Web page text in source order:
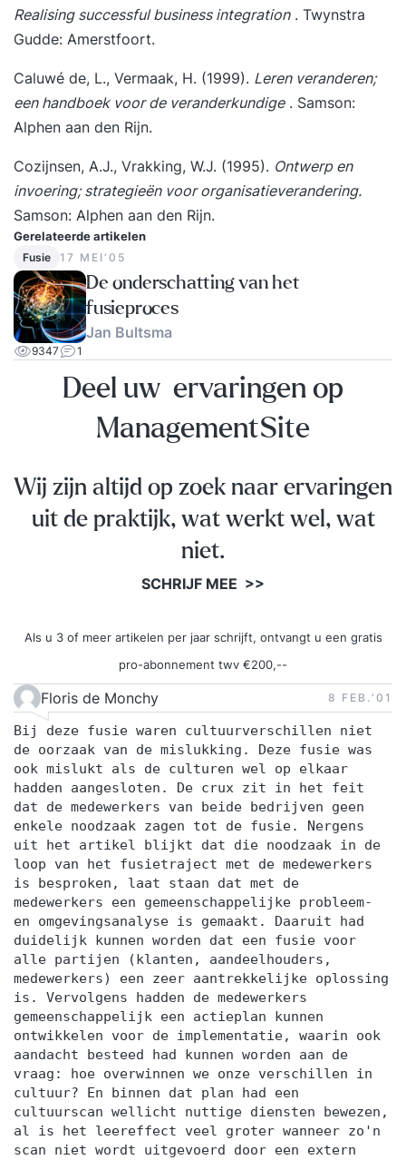
Realising successful business integration. Twynstra
Gudde: Amerstfoort.
Caluwé de, L., Vermaak, H. (1999). Leren veranderen;
een handboek voor de veranderkundige. Samson:
Alphen aan den Rijn.
Cozijnsen, A.J., Vrakking, W.J. (1995). Ontwerp en
invoering; strategieën voor organisatieverandering.
Samson: Alphen aan den Rijn.
Gerelateerde artikelen
Fusie 17 MEI‘05
De onderschatting van het
fusieproces
Jan Bultsma
9347 1
Deel uw ervaringen op
ManagementSite
Wij zijn altijd op zoek naar ervaringen
uit de praktijk, wat werkt wel, wat
niet.
SCHRIJF MEE >>
Als u 3 of meer artikelen per jaar schrijft, ontvangt u een gratis
pro-abonnement twv €200,--
Floris de Monchy 8 FEB.‘01
Bij deze fusie waren cultuurverschillen niet
de oorzaak van de mislukking. Deze fusie was
ook mislukt als de culturen wel op elkaar
hadden aangesloten. De crux zit in het feit
dat de medewerkers van beide bedrijven geen
enkele noodzaak zagen tot de fusie. Nergens
uit het artikel blijkt dat die noodzaak in de
loop van het fusietraject met de medewerkers
is besproken, laat staan dat met de
medewerkers een gemeenschappelijke probleem-
en omgevingsanalyse is gemaakt. Daaruit had
duidelijk kunnen worden dat een fusie voor
alle partijen (klanten, aandeelhouders,
medewerkers) een zeer aantrekkelijke oplossing
is. Vervolgens hadden de medewerkers
gemeenschappelijk een actieplan kunnen
ontwikkelen voor de implementatie, waarin ook
aandacht besteed had kunnen worden aan de
vraag: hoe overwinnen we onze verschillen in
cultuur? En binnen dat plan had een
cultuurscan wellicht nuttige diensten bewezen,
al is het leereffect veel groter wanneer zo'n
scan niet wordt uitgevoerd door een extern